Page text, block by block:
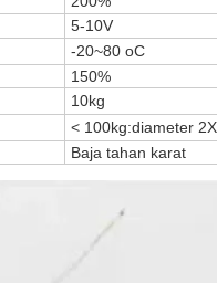
5-10V
-20~80 oC
150%
10kg
< 100kg:diameter
Baja tahan karat